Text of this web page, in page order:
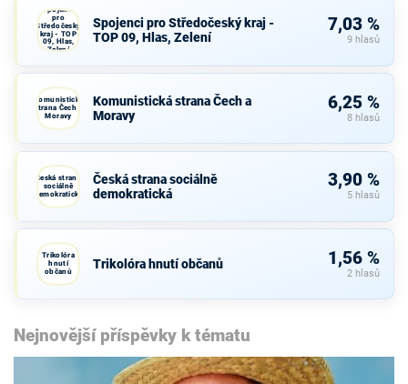
Spojenci
pro
Středočeský
kraj - TOP
09, Hlas,
Zelení
Spojenci pro Středočeský kraj -
TOP 09, Hlas, Zelení
7,03 %
9 hlasů
Komunistická
strana Čech a
Moravy
Komunistická strana Čech a
Moravy
6,25 %
8 hlasů
Česká strana
sociálně
demokratická
Česká strana sociálně
demokratická
3,90 %
5 hlasů
Trikolóra
hnutí
občanů
Trikolóra hnutí občanů 1,56 %
2 hlasů
Nejnovější příspěvky k tématu